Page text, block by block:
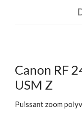
Canon RF
USM Z
Puissant zoom